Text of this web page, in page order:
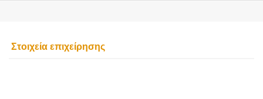
Στοιχεία επιχείρησης